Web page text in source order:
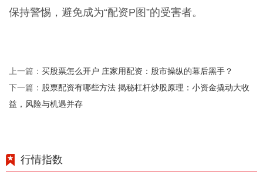
保持警惕，避免成为“配资P图”的受害者。
上一篇： 买股票怎么开户 庄家用配资：股市操纵的幕后黑手？
下一篇： 股票配资有哪些方法 揭秘杠杆炒股原理：小资金撬动大收
益，风险与机遇并存
行情指数